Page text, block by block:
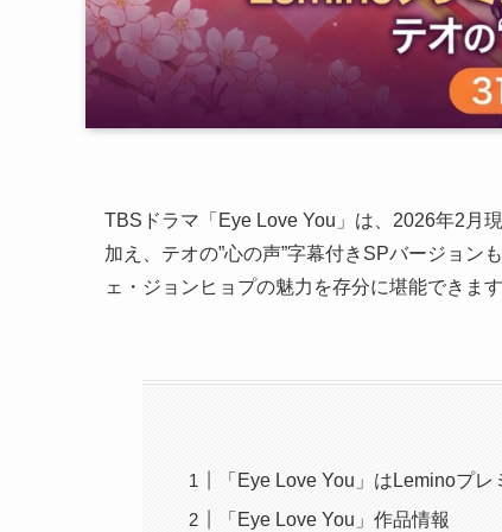
TBSドラマ「Eye Love You」は、2026年2月現
加え、テオの”心の声”字幕付きSPバージョ
ェ・ジョンヒョプの魅力を存分に堪能できます
「Eye Love You」はLeminoプレ
「Eye Love You」作品情報